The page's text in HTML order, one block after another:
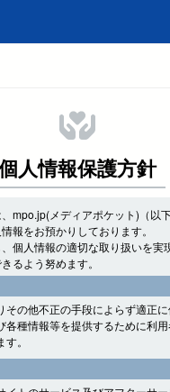
人情報保護方針
mpo.jp(メディアポケット)（以
報をお預かりしております。
個人情報の適切な取り扱いを実
るよう努めます。
の他不正の手段によらず適正に
種情報等を提供するために利
。